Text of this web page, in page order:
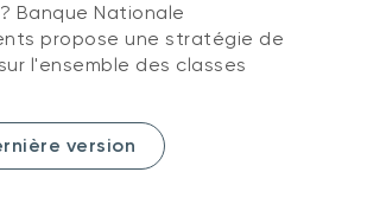
Banque Nationale
propose une stratégie de
l'ensemble des classes
version